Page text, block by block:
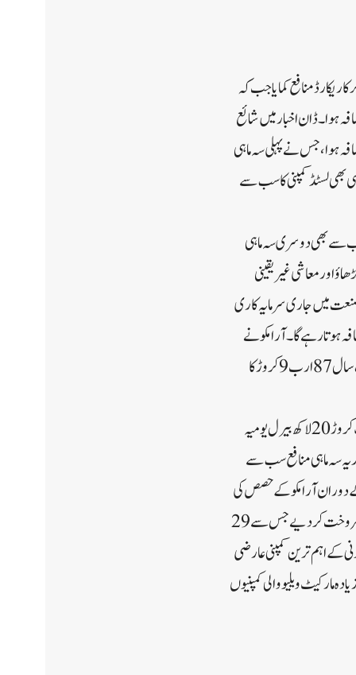
کمپنی سعودی آرامکو نے 2022 کی دوسری سہ ماہی میں48 ارب 4 کروڑ ڈالر کا ریکارڈ منافع کمایا جب کہ
اضافہ ہوا۔ڈان اخبار میں شائع
تیل پیدا کرنے والی کمپنی کی خالص آمدنی میں سالانہ لحاظ سے90 فیصد اضافہ ہوا، جس نے پہلی سہ ماہی
کسی بھی لسٹڈ کمپنی کا سب سے
سے بھی دوسری سہ ماہی
اور معاشی غیر یقینی
میں جاری سرمایہ کاری
رہے گا۔آرامکو نے
بتایا کہ مضبوط مارکیٹ کے حالات میں پہلی سہ ماہی کے دوران خالص آمدنی میں 22.7 فیصد اضافہ ہوا، رواں نصف سال 87 ارب 9 کروڑ کا
کمپنی کی جانب سے جاری اعلامیے میں کہا گیا ہے کہ وہ خام تیل کی زیادہ سے زیادہ مستحکم صلاحیت کو 2027 تک ایک کروڑ 20 لاکھ بیرل یومیہ
آئی پی او کے بعد یہ سہ ماہی منافع سب سے
کردیا ہے۔رواں سال کے دوران آرامکو کے حصص کی
قیمت میں سعودی اسٹاک ایکسچینج میں 25 فیصد اضافہ ہوا ہے۔آرامکو نے دسمبر 2019 میں اپنے 1.7 فیصد حصص فروخت کردیے جس سے 29
کے اہم ترین کمپنی عارضی
مارکیٹ ویلیو والی کمپنیوں